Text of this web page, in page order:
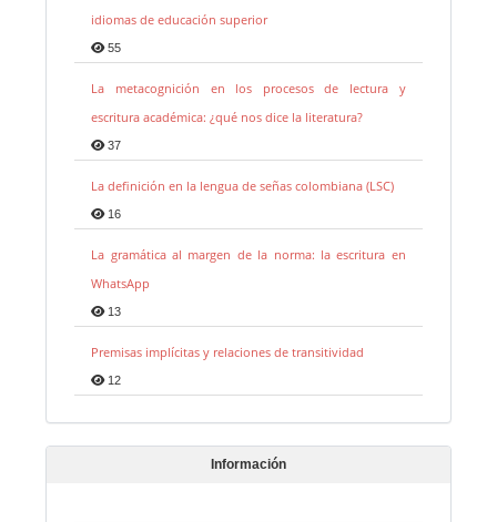
idiomas de educación superior
55
La metacognición en los procesos de lectura y
escritura académica: ¿qué nos dice la literatura?
37
La definición en la lengua de señas colombiana (LSC)
16
La gramática al margen de la norma: la escritura en
WhatsApp
13
Premisas implícitas y relaciones de transitividad
12
Información